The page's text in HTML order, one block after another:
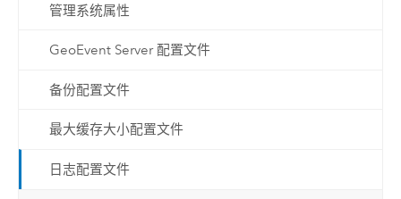
管理系统属性
GeoEvent Server 配置文件
备份配置文件
最大缓存大小配置文件
日志配置文件